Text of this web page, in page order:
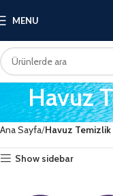
MENU
Havuz
Ana Sayfa Havuz
Show sidebar